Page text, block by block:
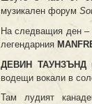
музикален форум
На следващия ден
легендарния
ДЕВИН ТАУНЗЪНД
водещи вокали в
Там лудият